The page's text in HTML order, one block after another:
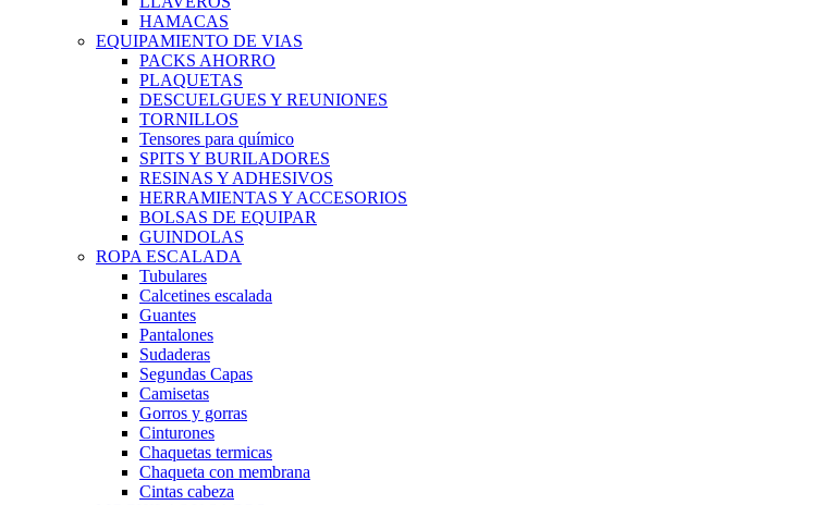
HAMACAS
EQUIPAMIENTO DE VIAS
PACKS AHORRO
PLAQUETAS
DESCUELGUES Y REUNIONES
TORNILLOS
Tensores para químico
SPITS Y BURILADORES
RESINAS Y ADHESIVOS
HERRAMIENTAS Y ACCESORIOS
BOLSAS DE EQUIPAR
GUINDOLAS
ROPA ESCALADA
Tubulares
Calcetines escalada
Guantes
Pantalones
Sudaderas
Segundas Capas
Camisetas
Gorros y gorras
Cinturones
Chaquetas termicas
Chaqueta con membrana
Cintas cabeza